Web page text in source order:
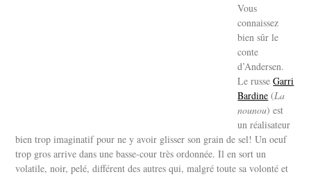
Vous
connaissez
bien sûr le
conte
d’Andersen.
Le russeGarri
Bardine (La
nounou) est
un réalisateur
bien trop imaginatif pour ne y avoir glisser son grain de sel! Un oeuf
trop gros arrive dans une basse-cour très ordonnée. Il en sort un
volatile, noir, pelé, différent des autres qui, malgré toute sa volonté et